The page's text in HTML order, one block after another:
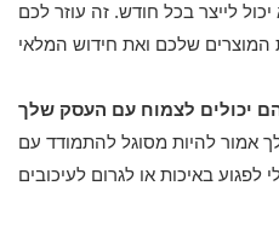
לייצר בכל חודש. זה עוזר לכם
אמור להיות מסוגל להתמודד עם